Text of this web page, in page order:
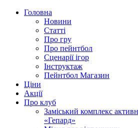
Головна
Новини
Статті
Про гру
Про пейнтбол
Сценарії ігор
Інструктаж
Пейнтбол Магазин
Ціни
Акції
Про клуб
Заміський комплекс
«Гепард»